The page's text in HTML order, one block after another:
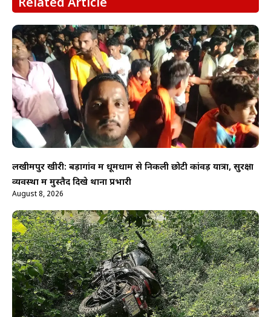
Related Article
लखीमपुर खीरी: बड़ागांव में धूमधाम से निकली छोटी कांवड़ यात्रा, सुरक्षा
व्यवस्था में मुस्तैद दिखे थाना प्रभारी
August 8, 2026